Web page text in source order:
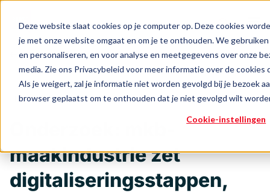
Deze website slaat cookies op je computer op. Deze cookies
je met onze website omgaat en om je te onthouden. We
en personaliseren, en voor analyse en meetgegevens over onze
media. Zie ons Privacybeleid voor meer informatie over de cookies
Als je weigert, zal je informatie niet worden gevolgd bij je bezoek
browser geplaatst om te onthouden dat je niet gevolgd wilt
Cookie-instellingen
Home
Onze activiteiten
Events & inspiratie
Terug naar het overzicht
Innovatie Economie
maakindustrie zet
digitaliseringsstappen,